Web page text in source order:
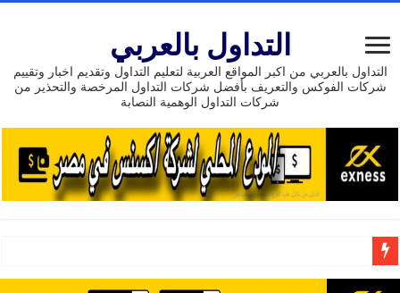
التداول بالعربي
التداول بالعربي من اكبر المواقع العربية لتعليم التداول وتقديم اخبار وتقييم
شركات الفوكس والتعريف بأفضل شركات التداول المرخصة والتحذير من
شركات التداول الوهمية النصابة
بونص بدون إيداع 111 دولار من شركة HEADWAY